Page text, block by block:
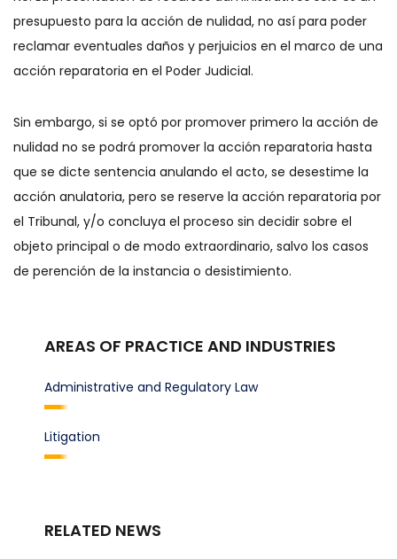
presupuesto para la acción de nulidad, no así para poder
reclamar eventuales daños y perjuicios en el marco de una
acción reparatoria en el Poder Judicial.
Sin embargo, si se optó por promover primero la acción de
nulidad no se podrá promover la acción reparatoria hasta
que se dicte sentencia anulando el acto, se desestime la
acción anulatoria, pero se reserve la acción reparatoria por
el Tribunal, y/o concluya el proceso sin decidir sobre el
objeto principal o de modo extraordinario, salvo los casos
de perención de la instancia o desistimiento.
AREAS OF PRACTICE AND INDUSTRIES
Administrative and Regulatory Law
Litigation
RELATED NEWS